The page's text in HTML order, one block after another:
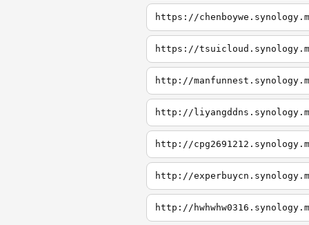
https://
https://
http://
http://
http://
http://
http://